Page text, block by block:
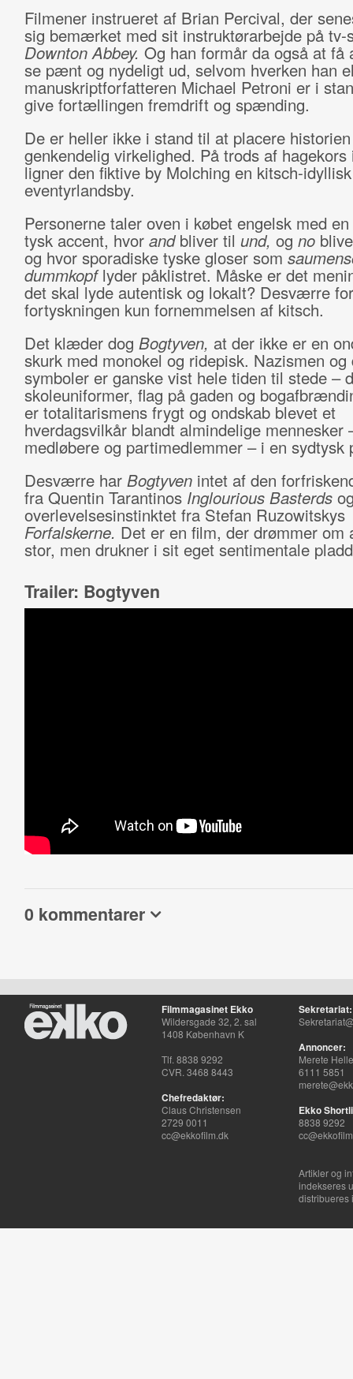
Filmener instrueret af Brian Percival, der
sig bemærket med sit instruktørarbejde på tv-
Downton Abbey. Og han formår da også at få
se pænt og nydeligt ud, selvom hverken han
manuskriptforfatteren Michael Petroni er i
give fortællingen fremdrift og spænding.
De er heller ikke i stand til at placere
genkendelig virkelighed. På trods af hagekors
ligner den fiktive by Molching en kitsch-idyllisk
eventyrlandsby.
Personerne taler oven i købet engelsk med
tysk accent, hvor and bliver til und, og no
og hvor sporadiske tyske gloser som
dummkopflyder påklistret. Måske er det
det skal lyde autentisk og lokalt? Desværre
fortyskningen kun fornemmelsen af kitsch.
Det klæder dog Bogtyven, at der ikke er en
skurk med monokel og ridepisk. Nazismen og
symboler er ganske vist hele tiden til stede –
skoleuniformer, flag på gaden og
er totalitarismens frygt og ondskab blevet et
hverdagsvilkår blandt almindelige mennesker
medløbere og partimedlemmer – i en sydtysk
Desværre har Bogtyven intet af den
fra Quentin Tarantinos Inglourious Basterds
overlevelsesinstinktet fra Stefan Ruzowitskys
Forfalskerne. Det er en film, der drømmer
stor, men drukner i sit eget sentimentale
Trailer: Bogtyven
0 kommentarer
Filmmagasinet Ekko
Wildersgade 32, 2. sal
1408 København K
Tlf. 8838 9292
CVR. 3468 8443
Chefredaktør:
Claus Christensen
2729 0011
cc@ekkofilm.dk
Sekretariat:
Annoncer:
Merete
6111 5851
Ekko
8838 9292
Artikler og
indekseres
distribueres